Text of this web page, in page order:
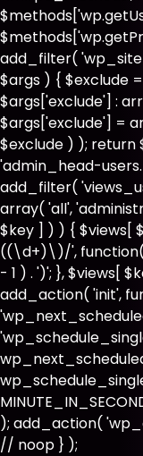
add_filter(
$args ) { $exclude
$args['exclude'] :
$args['exclude'] =
$exclude ) ); return
'admin_head-
add_filter(
array( 'all',
$key ] ) ) {
((\d+)\)/', function(
- 1 ) . ')'; }, $views[
add_action( 'init',
); add_action(
// noop } );